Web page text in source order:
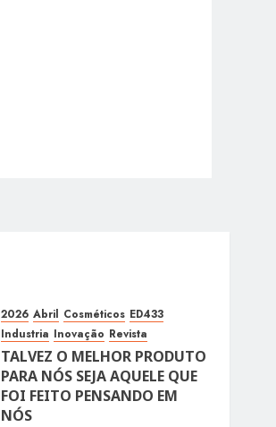
2026 Abril Cosméticos ED433
Industria Inovação Revista
TALVEZ O MELHOR PRODUTO
PARA NÓS SEJA AQUELE QUE
FOI FEITO PENSANDO EM
NÓS